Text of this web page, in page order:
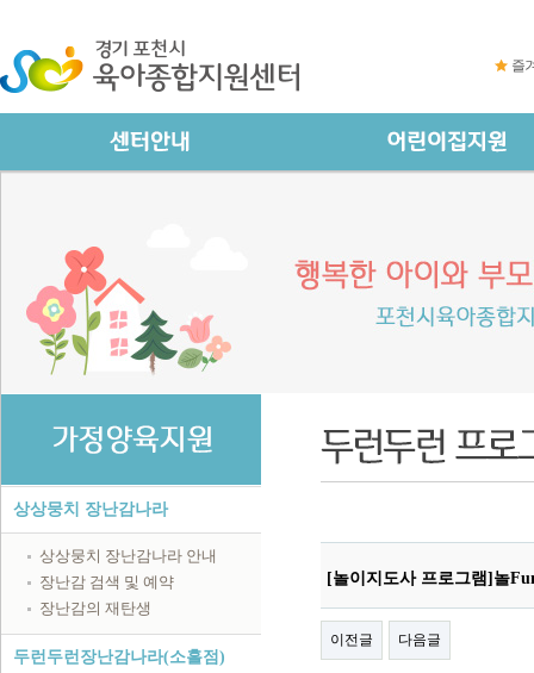
즐
상상뭉치 장난감나라
상상뭉치 장난감나라 안내
장난감 검색 및 예약
장난감의 재탄생
두런두런장난감나라(소흘점)
[놀이지도사 프로그램]놀
이전글 다음글